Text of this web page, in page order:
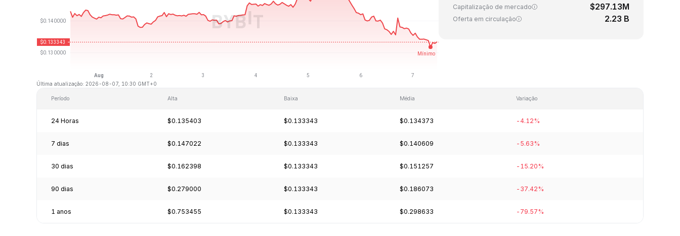
Última atualização: 2026-08-07, 10:30 GMT+0
Capitalização de mercado $297.13M
Oferta em circulação 2.23 B
Período Alta Baixa Média Variação
24 Horas $0.135403 $0.133343 $0.134373 -4.12%
7 dias $0.147022 $0.133343 $0.140609 -5.63%
30 dias $0.162398 $0.133343 $0.151257 -15.20%
90 dias $0.279000 $0.133343 $0.186073 -37.42%
1 anos $0.753455 $0.133343 $0.298633 -79.57%